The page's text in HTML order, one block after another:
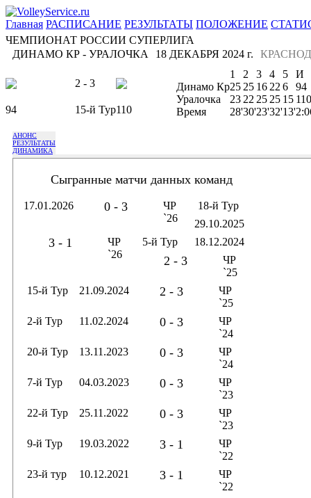
Главная РАСПИСАНИЕ РЕЗУЛЬТАТЫ ПОЛОЖЕНИЕ
ЧЕМПИОНАТ РОССИИ СУПЕРЛИГА
ДИНАМО КР - УРАЛОЧКА
18 ДЕКАБРЯ 2024 г.
2 - 3
94 15-й Тур110
1 2 3 4 5
И
Динамо Кр25 25 16 22 6
94
Уралочка
23 22 25 25 15 110
Время
28'30'23'32'13'
АНОНС
РЕЗУЛЬТАТЫ
ДИНАМИКА
Сыгранные матчи данных команд
17.01.2026 0 - 3
ЧР
`26
18-й Тур
29.10.2025
3 - 1
ЧР
`26
5-й Тур 18.12.2024
2 - 3
ЧР
`25
15-й Тур
21.09.2024 2 - 3
ЧР
`25
2-й Тур
11.02.2024 0 - 3
ЧР
`24
20-й Тур
13.11.2023 0 - 3
ЧР
`24
7-й Тур
04.03.2023 0 - 3
ЧР
`23
22-й Тур
25.11.2022 0 - 3
ЧР
`23
9-й Тур
19.03.2022 3 - 1
ЧР
`22
23-й тур
10.12.2021 3 - 1
ЧР
`22